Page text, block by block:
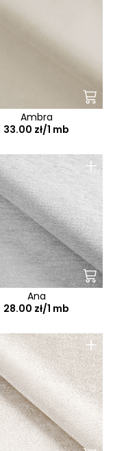
Ambra
33.00 zł/1 mb
+
Ana
28.00 zł/1 mb
+